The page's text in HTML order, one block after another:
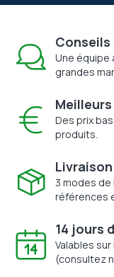
Une équipe
grandes
Des prix
produits.
3 modes de
références
14 jours
Valables
(consultez